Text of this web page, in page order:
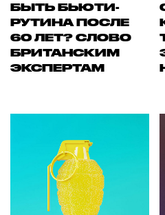
БЫТЬ БЬЮТИ-
РУТИНА ПОСЛЕ
60 ЛЕТ? СЛОВО
БРИТАНСКИМ
ЭКСПЕРТАМ